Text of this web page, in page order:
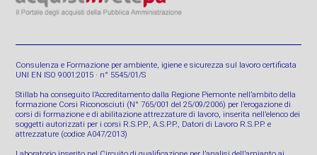
Consulenza e Formazione per ambiente, igiene e sicurezza sul lavoro certificata
UNI EN ISO 9001:2015 · n° 5545/01/S
Stillab ha conseguito l’Accreditamento dalla Regione Piemonte nell’ambito della
formazione Corsi Riconosciuti (N° 765/001 del 25/09/2006) per l’erogazione di
corsi di formazione e di abilitazione attrezzature di lavoro, inserita nell’elenco dei
soggetti autorizzati per i corsi R.S.P.P., A.S.P.P., Datori di Lavoro R.S.P.P. e
attrezzature (codice A047/2013)